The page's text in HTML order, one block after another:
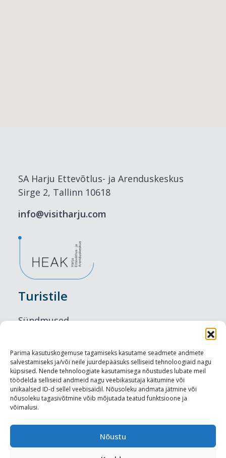
Parima kasutuskogemuse tagamiseks kasutame seadmete andmete
salvestamiseks ja/või neile juurdepääsuks selliseid tehnoloogiaid nagu
küpsised. Nende tehnoloogiate kasutamisega nõustudes lubate meil
töödelda selliseid andmeid nagu veebikasutaja käitumine või
unikaalsed ID-d sellel veebisaidil. Nõusoleku andmata jätmine või
nõusoleku tagasivõtmine võib mõjutada teatud funktsioone ja
võimalusi.
Nõustu
SA Harju Ettevõtlus- ja Arenduskeskus
Sirge 2, Tallinn 10618
info@visitharju.com
Turistile
Sündmused
Maitseelamused
Vaatamisväärsused
Visit Tallinn
Turismiprofessionaalile